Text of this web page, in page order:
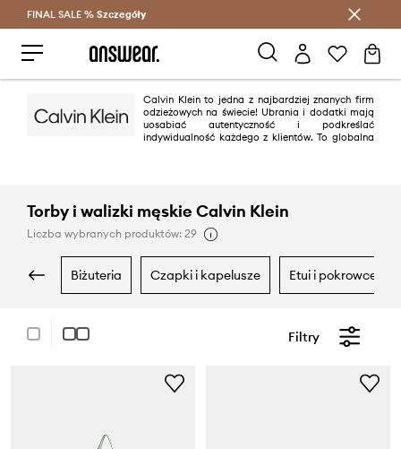
Oszczędzaj z Answear Club >
FINAL SALE % Szczegóły
Calvin Klein to jedna z najbardziej znanych firm
odzieżowych na świecie! Ubrania i dodatki mają
uosabiać autentyczność i podkreślać
indywidualność każdego z klientów. To globalna
Torby i walizki męskie Calvin Klein
Liczba wybranych produktów: 29
biżuteria czapki i kapelusze etui i pokrowce
Filtry